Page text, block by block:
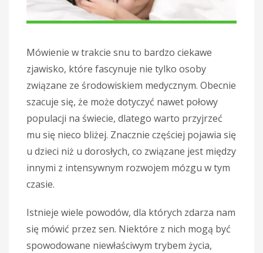
Mówienie w trakcie snu to bardzo ciekawe
zjawisko, które fascynuje nie tylko osoby
związane ze środowiskiem medycznym. Obecnie
szacuje się, że może dotyczyć nawet połowy
populacji na świecie, dlatego warto przyjrzeć
mu się nieco bliżej. Znacznie częściej pojawia się
u dzieci niż u dorosłych, co związane jest między
innymi z intensywnym rozwojem mózgu w tym
czasie.
Istnieje wiele powodów, dla których zdarza nam
się mówić przez sen. Niektóre z nich mogą być
spowodowane niewłaściwym trybem życia,